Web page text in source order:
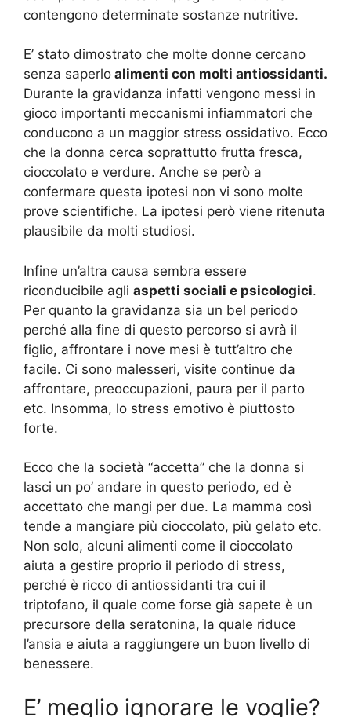
contengono determinate sostanze nutritive.
E’ stato dimostrato che molte donne cercano
senza saperlo alimenti con molti antiossidanti.
Durante la gravidanza infatti vengono messi in
gioco importanti meccanismi infiammatori che
conducono a un maggior stress ossidativo. Ecco
che la donna cerca soprattutto frutta fresca,
cioccolato e verdure. Anche se però a
confermare questa ipotesi non vi sono molte
prove scientifiche. La ipotesi però viene ritenuta
plausibile da molti studiosi.
Infine un’altra causa sembra essere
riconducibile agli aspetti sociali e psicologici.
Per quanto la gravidanza sia un bel periodo
perché alla fine di questo percorso si avrà il
figlio, affrontare i nove mesi è tutt’altro che
facile. Ci sono malesseri, visite continue da
affrontare, preoccupazioni, paura per il parto
etc. Insomma, lo stress emotivo è piuttosto
forte.
Ecco che la società “accetta” che la donna si
lasci un po’ andare in questo periodo, ed è
accettato che mangi per due. La mamma così
tende a mangiare più cioccolato, più gelato etc.
Non solo, alcuni alimenti come il cioccolato
aiuta a gestire proprio il periodo di stress,
perché è ricco di antiossidanti tra cui il
triptofano, il quale come forse già sapete è un
precursore della seratonina, la quale riduce
l’ansia e aiuta a raggiungere un buon livello di
benessere.
E’ meglio ignorare le voglie?